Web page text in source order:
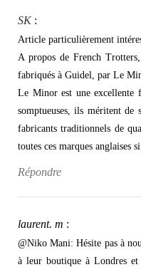
SK :
Article particulièrement
A propos de French
fabriqués à Guidel, par Le
Le Minor est une excellente
somptueuses, ils méritent
fabricants traditionnels de
toutes ces marques anglaises
Répondre
laurent. m :
@Niko Mani: Hésite pas à
à leur boutique à Londres